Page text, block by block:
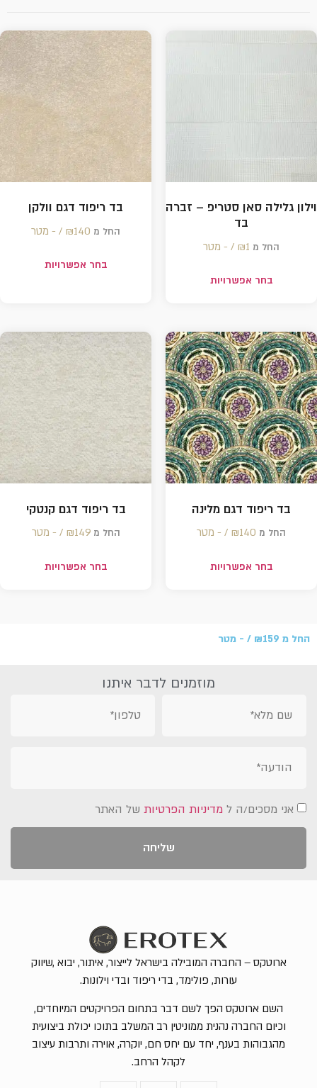
גלילה סאן סטריפ – זברה
החל מ ₪ 1 /‏‏‎ ‎- מטר
בחר אפשרויות
בד ריפוד דגם וולקן
החל מ ₪ 140 /‏‏‎ ‎- מטר
בחר אפשרויות
בד ריפוד דגם מלינה
החל מ ₪ 140 /‏‏‎ ‎- מטר
בחר אפשרויות
בד ריפוד דגם קנטקי
החל מ ₪ 149 /‏‏‎ ‎- מטר
בחר אפשרויות
מ ₪ 159 /‏‏‎ ‎- מטר
מוזמנים לדבר איתנו
אני מסכים/ה למדיניות הפרטיותשל האתר
שליחה
ארוטקס – החברה המובילה בישראל לייצור, איתור, יבוא ,שיווק
עורות, פולימד, בדי ריפוד ובדי וילונות.
השם ארוטקס הפך לשם דבר בתחום הפרויקטים המיוחדים,
וכיום החברה נהנית ממוניטין רב המשלב בתוכו יכולת ביצועית
מהגבוהות בענף, יחד עם יחס חם, יוקרה, אוירה ותרבות עיצוב
לקהל הרחב.